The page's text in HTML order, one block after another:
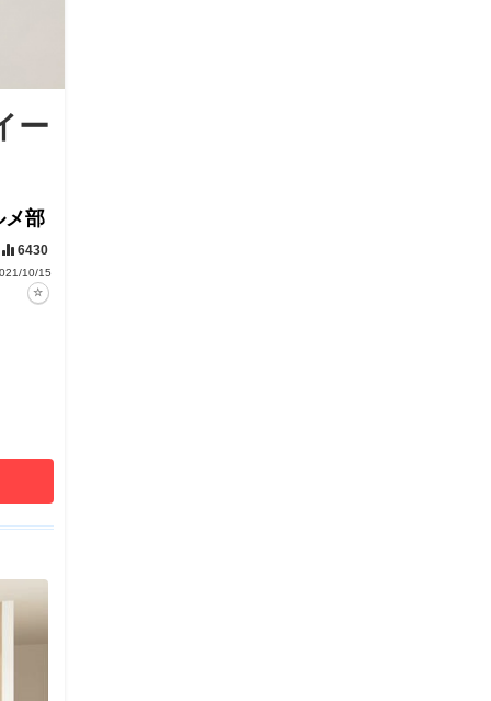
ー
メ部
6430
10/15